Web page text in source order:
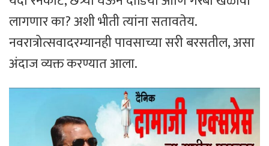
लागणार का? अशी भीती त्यांना सतावतेय.
नवरात्रोत्सवादरम्यानही पावसाच्या सरी बरसतील, असा
अंदाज व्यक्त करण्यात आला.